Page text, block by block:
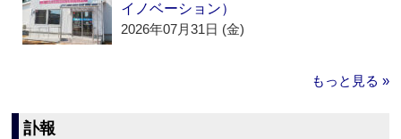
イノベーション）
2026年07月31日 (金)
もっと見る »
訃報